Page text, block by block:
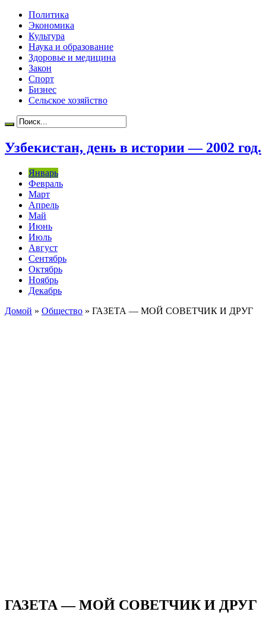
Политика
Экономика
Культура
Наука и образование
Здоровье и медицина
Закон
Спорт
Бизнес
Сельское хозяйство
Узбекистан, день в истории — 2002 год.
Январь
Февраль
Март
Апрель
Май
Июнь
Июль
Август
Сентябрь
Октябрь
Ноябрь
Декабрь
Домой » Общество » ГАЗЕТА — МОЙ СОВЕТЧИК И ДРУГ
ГАЗЕТА — МОЙ СОВЕТЧИК И ДРУГ